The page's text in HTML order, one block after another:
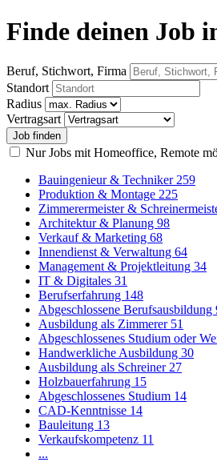
Finde deinen Job
Beruf, Stichwort, Firma
Standort
Radius
Vertragsart
Nur Jobs mit Homeoffice, Remote
Bauingenieur & Techniker 259
Produktion & Montage 225
Zimmerermeister &
Architektur & Planung 98
Verkauf & Marketing 68
Innendienst & Verwaltung 64
Management & Projektleitung 34
IT & Digitales 31
Berufserfahrung 148
Abgeschlossene Berufsausbildung
Ausbildung als Zimmerer 51
Abgeschlossenes Studium oder
Handwerkliche Ausbildung 30
Ausbildung als Schreiner 27
Holzbauerfahrung 15
Abgeschlossenes Studium 14
CAD-Kenntnisse 14
Bauleitung 13
Verkaufskompetenz 11
...